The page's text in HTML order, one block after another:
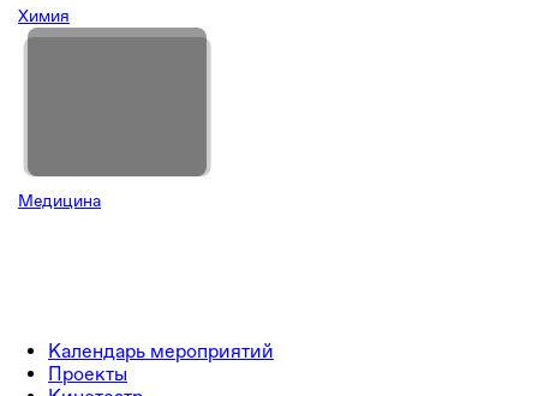
Химия
Медицина
Календарь мероприятий
Проекты